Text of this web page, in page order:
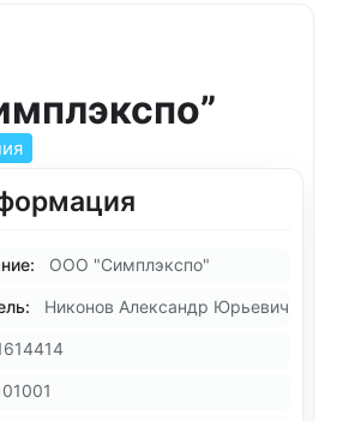
ООО "Симплэкспо"
Никонов Александр Юрьевич